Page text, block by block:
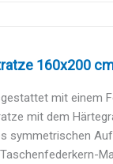
160x200
mit einem
mit dem
symmetrischen
Taschenfederkern-